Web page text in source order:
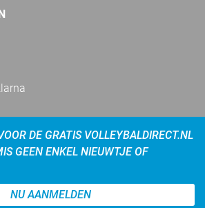
DE GRATIS VOLLEYBALDIRECT.NL
GEEN ENKEL NIEUWTJE OF
NU AANMELDEN